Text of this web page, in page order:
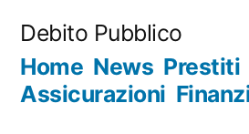
contenuto
Debito Pubblico
Home News Prestiti
Assicurazioni